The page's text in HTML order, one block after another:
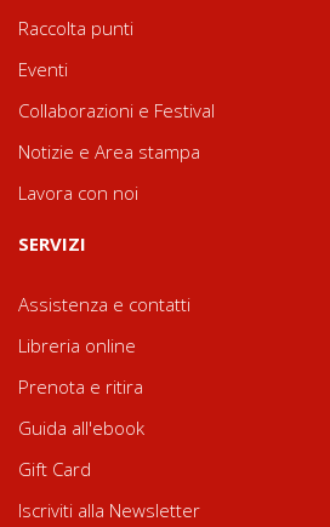
Raccolta punti
Eventi
Collaborazioni e Festival
Notizie e Area stampa
Lavora con noi
SERVIZI
Assistenza e contatti
Libreria online
Prenota e ritira
Guida all'ebook
Gift Card
Iscriviti alla Newsletter